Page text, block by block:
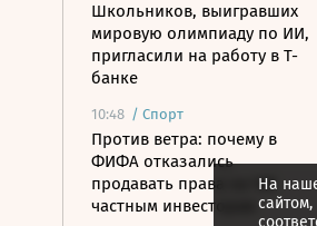
Школьников, выигравших
мировую олимпиаду по ИИ,
пригласили на работу в Т-
банке
10:48 / Спорт
Против ветра: почему в
ФИФА отказались
продавать права на ЧМ
частным инвесторам
На